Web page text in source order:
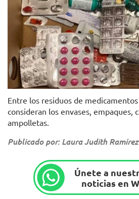
Entre los residuos de
consideran los envases, empaques,
ampolletas.
Publicado por: Laura Judith Ramírez
Únete a
noticias en